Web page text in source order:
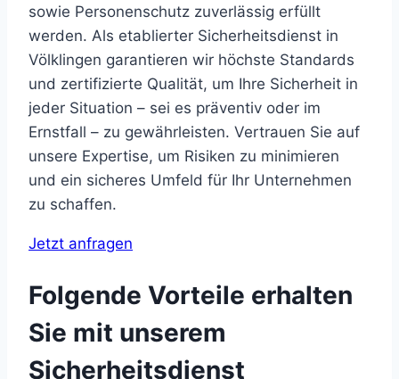
sowie Personenschutz zuverlässig erfüllt
werden. Als etablierter Sicherheitsdienst in
Völklingen garantieren wir höchste Standards
und zertifizierte Qualität, um Ihre Sicherheit in
jeder Situation – sei es präventiv oder im
Ernstfall – zu gewährleisten. Vertrauen Sie auf
unsere Expertise, um Risiken zu minimieren
und ein sicheres Umfeld für Ihr Unternehmen
zu schaffen.
Jetzt anfragen
Folgende Vorteile erhalten
Sie mit unserem
Sicherheitsdienst